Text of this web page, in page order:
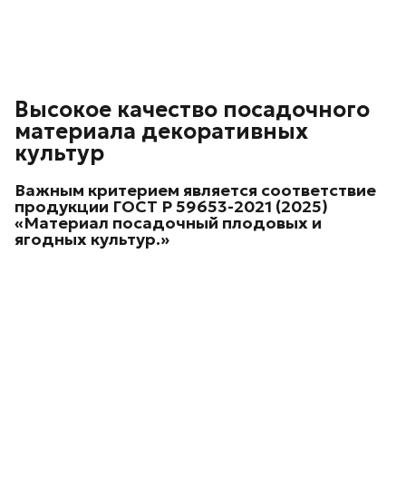
Высокое качество посадочного
материала декоративных
культур
Важным критерием является соответствие
продукции ГОСТ Р 59653-2021 (2025)
«Материал посадочный плодовых и
ягодных культур.»